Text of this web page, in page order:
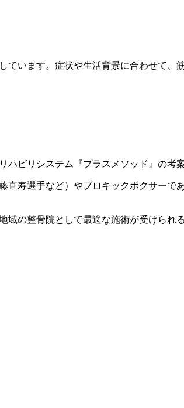
います。症状や生活背景に合わせて、
ビリシステム『プラスメソッド』の考
寿選手など）やプロキックボクサーで
の整骨院として最適な施術が受けられ